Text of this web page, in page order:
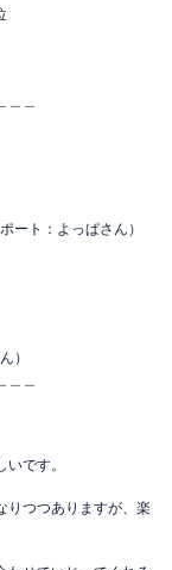
ト：よっぱさん）
）
です。
りつつありますが、楽